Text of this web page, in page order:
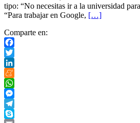
tipo: “No necesitas ir a la universidad
“Para trabajar en Google, […]
Comparte en:
Facebook
Twitter
LinkedIn
Meneame
WhatsApp
Messenger
Telegram